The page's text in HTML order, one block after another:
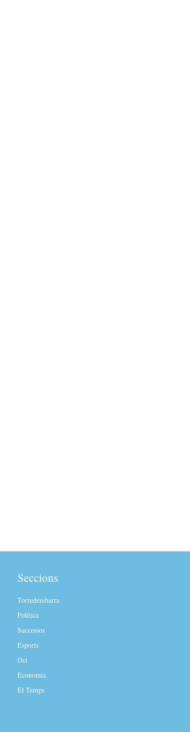
Seccions
Torredembarra
Política
Successos
Esports
Oci
Economia
El Temps